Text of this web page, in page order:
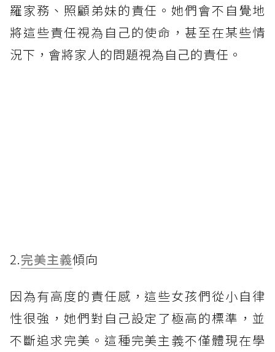
羅家務、照顧弟妹的責任。她們會不自覺地
將這些責任視為自己的使命，甚至在某些情
況下，會將家人的問題視為自己的責任。
2.完美主義傾向
因為有高度的責任感，這些女孩們從小自律
性很強，她們對自己設定了極高的標準，並
不斷追求完美。這種完美主義不僅體現在學